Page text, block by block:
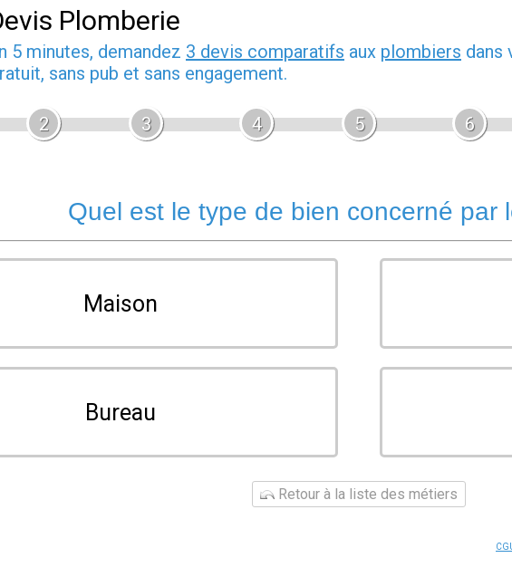
Plomberie
5 minutes, demandez 3 devis comparatifs aux plombiers dans
sans pub et sans engagement.
2 3 4 5 6
Quel est le type de bien concerné par
Maison
Bureau
Retour à la liste des métiers